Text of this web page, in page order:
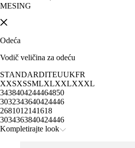
MESING
Odeća
Vodič veličina za odeću
STANDARDITEUUKFR
XXSXSSMLXLXXLXXXL
3438404244464850
3032343640424446
2681012141618
3034363840424446
Kompletirajte look